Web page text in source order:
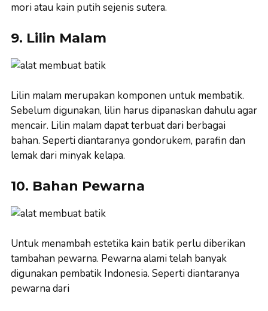
mori atau kain putih sejenis sutera.
9. Lilin Malam
Lilin malam merupakan komponen untuk membatik.
Sebelum digunakan, lilin harus dipanaskan dahulu agar
mencair. Lilin malam dapat terbuat dari berbagai
bahan. Seperti diantaranya gondorukem, parafin dan
lemak dari minyak kelapa.
10. Bahan Pewarna
Untuk menambah estetika kain batik perlu diberikan
tambahan pewarna. Pewarna alami telah banyak
digunakan pembatik Indonesia. Seperti diantaranya
pewarna dari